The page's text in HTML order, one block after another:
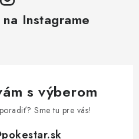
Instagrame
s výberom
Sme tu pre vás!
pokestar.sk